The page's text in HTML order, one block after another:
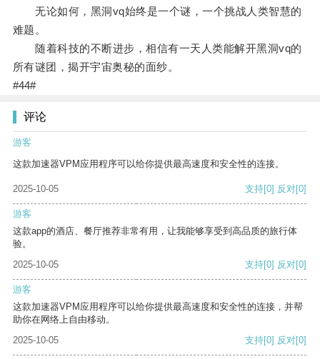
无论如何，黑洞vq始终是一个谜，一个挑战人类智慧的
难题。
随着科技的不断进步，相信有一天人类能解开黑洞vq的
所有谜团，揭开宇宙奥秘的面纱。
#44#
评论
游客
这款加速器VPM应用程序可以给你提供最高速度和安全性的连接。
2025-10-05 支持[0] 反对[0]
游客
这款app的酒店、餐厅推荐非常有用，让我能够享受到高品质的旅行体
验。
2025-10-05
支持[0] 反对[0]
游客
这款加速器VPM应用程序可以给你提供最高速度和安全性的连接，并帮
助你在网络上自由移动。
2025-10-05
支持[0] 反对[0]